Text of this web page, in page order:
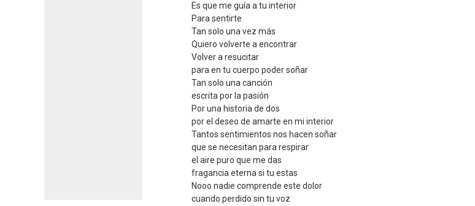
Es que me guía a tu interior
Para sentirte
Tan solo una vez más
Quiero volverte a encontrar
Volver a resucitar
para en tu cuerpo poder soñar
Tan solo una canción
escrita por la pasión
Por una historia de dos
por el deseo de amarte en mi interior
Tantos sentimientos nos hacen soñar
que se necesitan para respirar
el aire puro que me das
fragancia eterna si tu estas
Nooo nadie comprende este dolor
cuando perdido sin tu voz